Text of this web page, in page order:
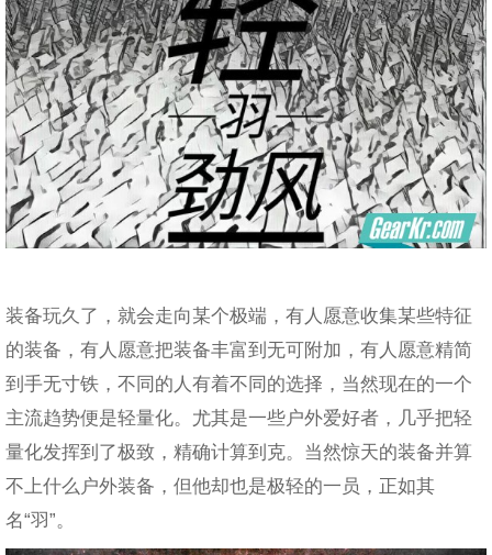
装备玩久了，就会走向某个极端，有人愿意收集某些特征
的装备，有人愿意把装备丰富到无可附加，有人愿意精简
到手无寸铁，不同的人有着不同的选择，当然现在的一个
主流趋势便是轻量化。尤其是一些户外爱好者，几乎把轻
量化发挥到了极致，精确计算到克。当然惊天的装备并算
不上什么户外装备，但他却也是极轻的一员，正如其
名“羽”。